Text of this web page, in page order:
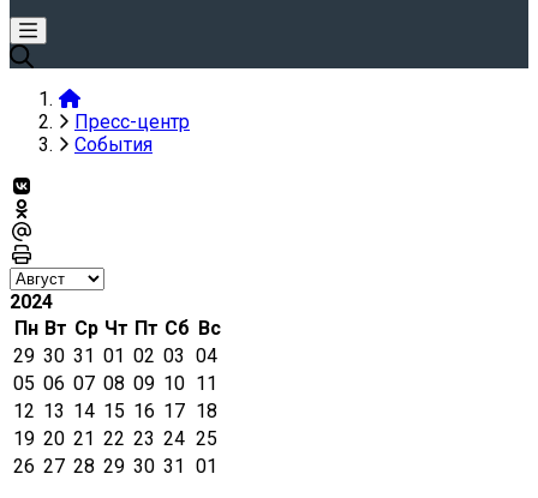
Пресс-центр
События
2024
Пн Вт Ср Чт Пт Сб Вс
29 30 31 01 02 03 04
05 06 07 08 09 10 11
12 13 14 15 16 17 18
19 20 21 22 23 24 25
26 27 28 29 30 31 01